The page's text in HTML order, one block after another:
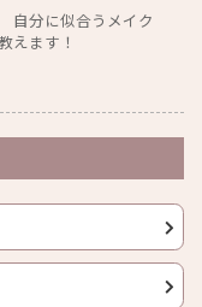
分に似合うメイク
えます！